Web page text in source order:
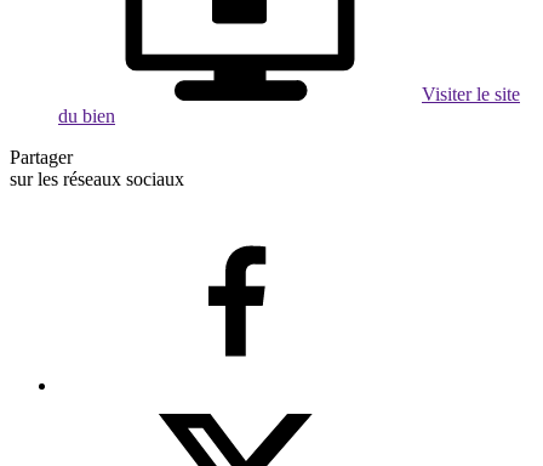
Visiter le site
du bien
Partager
sur les réseaux sociaux